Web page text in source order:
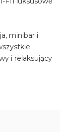
minibar i
i relaksujący